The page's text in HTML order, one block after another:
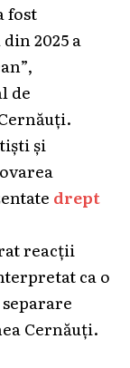
fost
2025 a
de
și
drept
reacții
ca o
Cernăuți.